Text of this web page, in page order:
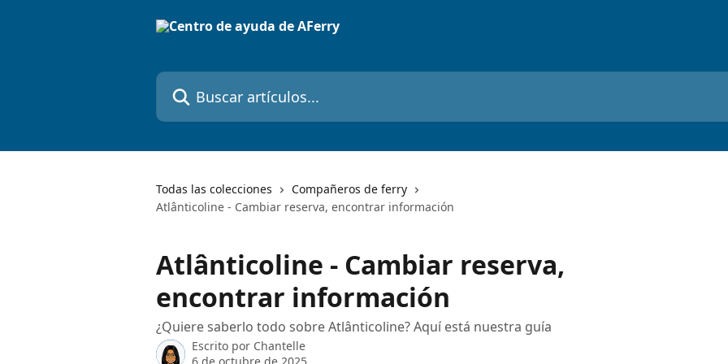
Buscar artículos...
Todas las colecciones
Compañeros de ferry
Atlânticoline - Cambiar reserva, encontrar información
Atlânticoline - Cambiar reserva,
encontrar información
¿Quiere saberlo todo sobre Atlânticoline? Aquí está nuestra guía
Escrito por Chantelle